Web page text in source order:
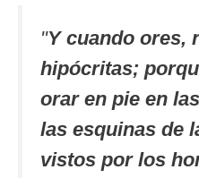
"Y cuando ores,
hipócritas;
orar en pie en
las esquinas de
vistos por los